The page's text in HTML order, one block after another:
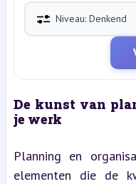
Niveau: Denkend
De kunst van
je werk
Planning en
elementen die de